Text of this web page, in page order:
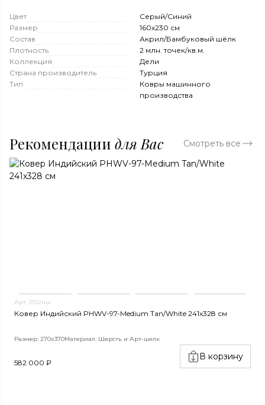
Цвет
Серый/Синий
Размер
160х230 см
Состав
Акрил/Бамбуковый шёлк
Плотность
2 млн. точек/кв.м.
Коллекция
Дели
Страна производитель
Турция
Тип
Ковры машинного
производства
Рекомендации для Вас Смотреть все
Арт. 2512нш
Ковер Индийский PHWV-97-Medium Tan/White 241x328 см
Размер: 270x370Материал: Шерсть и Арт-шелк
582 000 ₽
В корзину